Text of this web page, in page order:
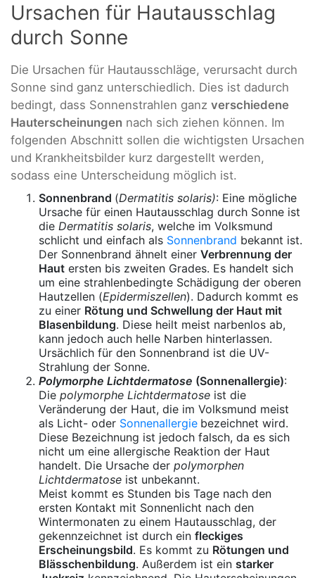
Ursachen für Hautausschlag
durch Sonne
Die Ursachen für Hautausschläge, verursacht durch
Sonne sind ganz unterschiedlich. Dies ist dadurch
bedingt, dass Sonnenstrahlen ganz verschiedene
Hauterscheinungen nach sich ziehen können. Im
folgenden Abschnitt sollen die wichtigsten Ursachen
und Krankheitsbilder kurz dargestellt werden,
sodass eine Unterscheidung möglich ist.
Sonnenbrand (Dermatitis solaris): Eine mögliche
Ursache für einen Hautausschlag durch Sonne ist
die Dermatitis solaris, welche im Volksmund
schlicht und einfach als Sonnenbrand bekannt ist.
Der Sonnenbrand ähnelt einer Verbrennung der
Haut ersten bis zweiten Grades. Es handelt sich
um eine strahlenbedingte Schädigung der oberen
Hautzellen (Epidermiszellen). Dadurch kommt es
zu einer Rötung und Schwellung der Haut mit
Blasenbildung. Diese heilt meist narbenlos ab,
kann jedoch auch helle Narben hinterlassen.
Ursächlich für den Sonnenbrand ist die UV-
Strahlung der Sonne.
Polymorphe Lichtdermatose (Sonnenallergie):
Die polymorphe Lichtdermatose ist die
Veränderung der Haut, die im Volksmund meist
als Licht- oder Sonnenallergie bezeichnet wird.
Diese Bezeichnung ist jedoch falsch, da es sich
nicht um eine allergische Reaktion der Haut
handelt. Die Ursache der polymorphen
Lichtdermatose ist unbekannt.
Meist kommt es Stunden bis Tage nach den
ersten Kontakt mit Sonnenlicht nach den
Wintermonaten zu einem Hautausschlag, der
gekennzeichnet ist durch ein fleckiges
Erscheinungsbild. Es kommt zu Rötungen und
Blässchenbildung. Außerdem ist ein starker